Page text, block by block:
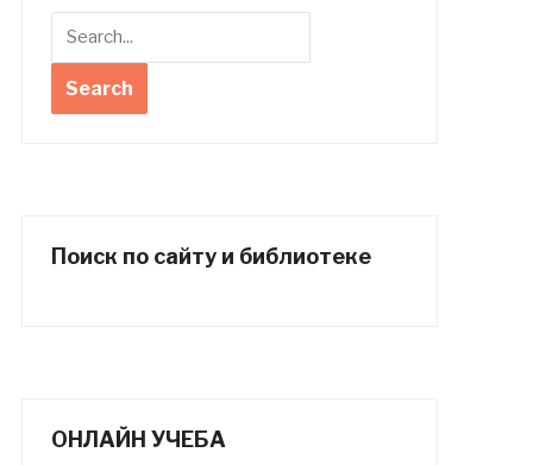
Поиск по сайту и библиотеке
ОНЛАЙН УЧЕБА